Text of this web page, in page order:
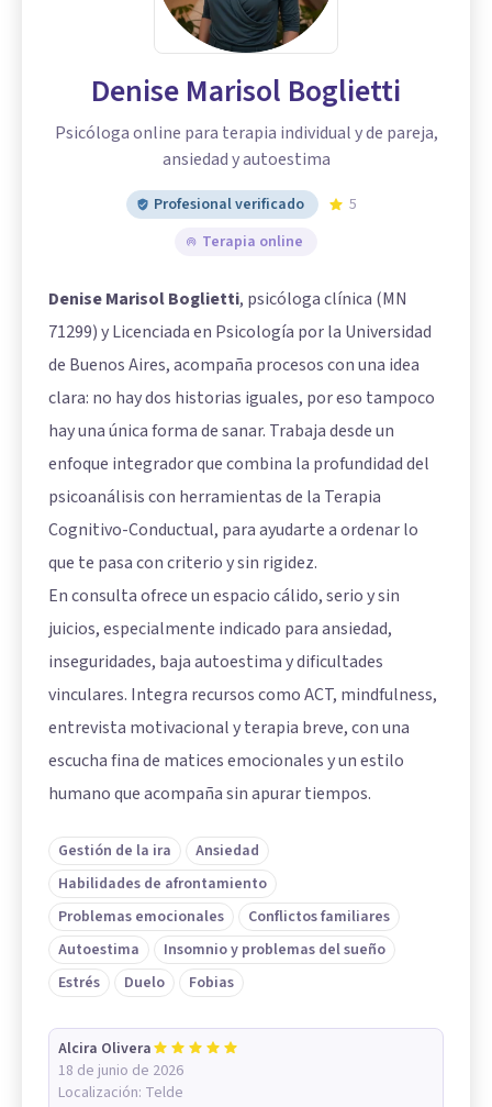
Denise Marisol Boglietti
Psicóloga online para terapia individual y de pareja,
ansiedad y autoestima
Profesional verificado
5
Terapia online
Denise Marisol Boglietti, psicóloga clínica (MN
71299) y Licenciada en Psicología por la Universidad
de Buenos Aires, acompaña procesos con una idea
clara: no hay dos historias iguales, por eso tampoco
hay una única forma de sanar. Trabaja desde un
enfoque integrador que combina la profundidad del
psicoanálisis con herramientas de la Terapia
Cognitivo-Conductual, para ayudarte a ordenar lo
que te pasa con criterio y sin rigidez.
En consulta ofrece un espacio cálido, serio y sin
juicios, especialmente indicado para ansiedad,
inseguridades, baja autoestima y dificultades
vinculares. Integra recursos como ACT, mindfulness,
entrevista motivacional y terapia breve, con una
escucha fina de matices emocionales y un estilo
humano que acompaña sin apurar tiempos.
Gestión de la ira
Ansiedad
Habilidades de afrontamiento
Problemas emocionales
Conflictos familiares
Autoestima
Insomnio y problemas del sueño
Estrés
Duelo Fobias
Alcira Olivera
18 de junio de 2026
Localización: Telde